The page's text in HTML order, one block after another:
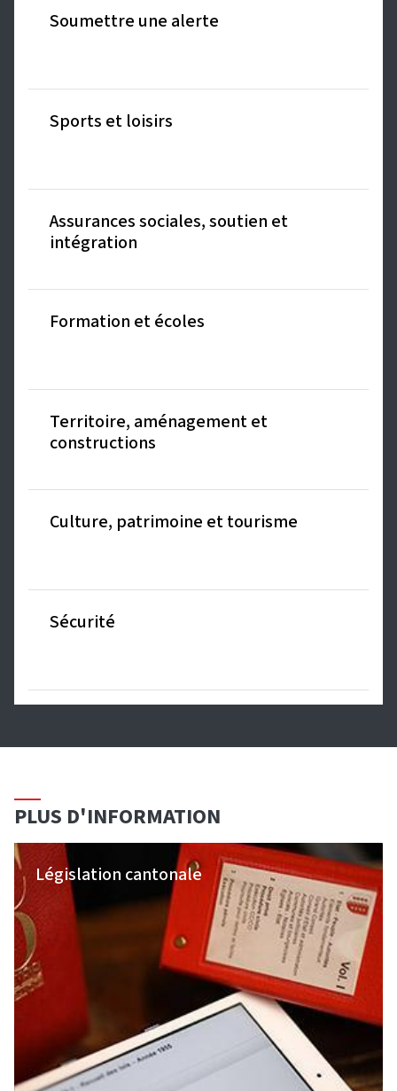
Soumettre une alerte
Sports et loisirs
Assurances sociales, soutien et
intégration
Formation et écoles
Territoire, aménagement et
constructions
Culture, patrimoine et tourisme
Sécurité
PLUS D'INFORMATION
Législation cantonale